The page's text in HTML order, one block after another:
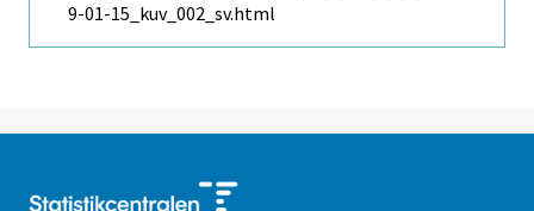
9-01-15_kuv_002_sv.html